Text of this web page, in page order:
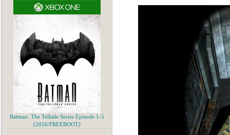
Batman: The Telltale Series Episode 1-5
(2016/FREEBOOT)